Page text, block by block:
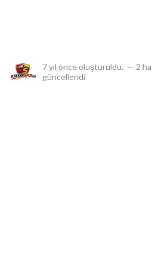
7 yıl önce oluşturuldu. — 2
güncellendi